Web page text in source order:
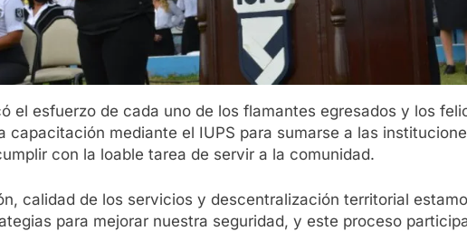
el esfuerzo de cada uno de los flamantes egresados y los
capacitación mediante el IUPS para sumarse a las
con la loable tarea de servir a la comunidad.
calidad de los servicios y descentralización territorial
para mejorar nuestra seguridad, y este proceso